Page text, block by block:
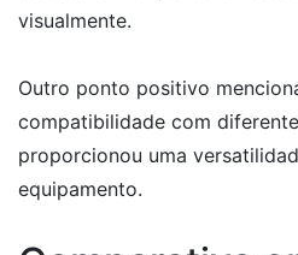
visualmente.
Outro ponto positivo
compatibilidade com
proporcionou uma
equipamento.